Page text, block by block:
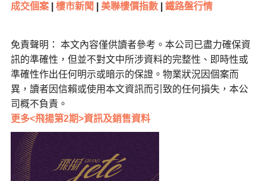
成交個案| 樓市新聞 美聯樓價指數| 鐵路盤行情
免責聲明： 本文內容僅供讀者參考。本公司已盡力確保資
訊的準確性，但並不對文中所涉資料的完整性、即時性或
準確性作出任何明示或暗示的保證。物業狀況因個案而
異，讀者因信賴或使用本文資訊而引致的任何損失，本公
司概不負責。
更多<飛揚第2期>資訊及銷售資料